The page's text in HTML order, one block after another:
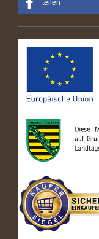
teilen